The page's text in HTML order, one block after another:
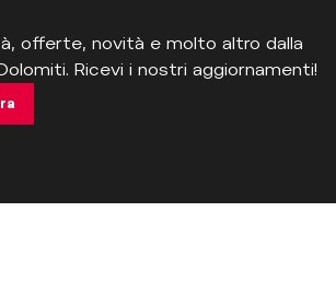
offerte, novità e molto altro dalla
Ricevi i nostri aggiornamenti!